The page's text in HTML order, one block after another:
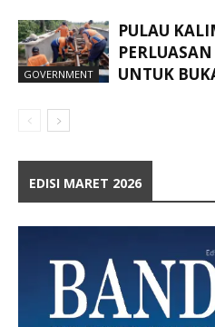
GOVERNMENT
PULAU
UNTUK
EDISI MARET 2026